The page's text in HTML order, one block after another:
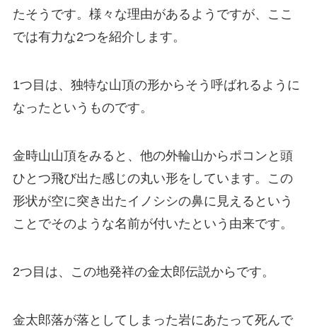
たそうです。様々な理由があるようですが、ここ
では有力な2つを紹介します。
1つ目は、独特な山頂の形からそう呼ばれるように
なったというものです。
金時山山頂をみると、他の外輪山からポコンと頭
ひとつ飛び出た感じの丸い形をしています。この
形状が空に突き出たイノシシの鼻に見えるという
ことでそのような名前が付いたという由来です。
2つ目は、この地発祥の金太郎伝説からです。
金太郎落が落としてしまった岩にあたって死んで